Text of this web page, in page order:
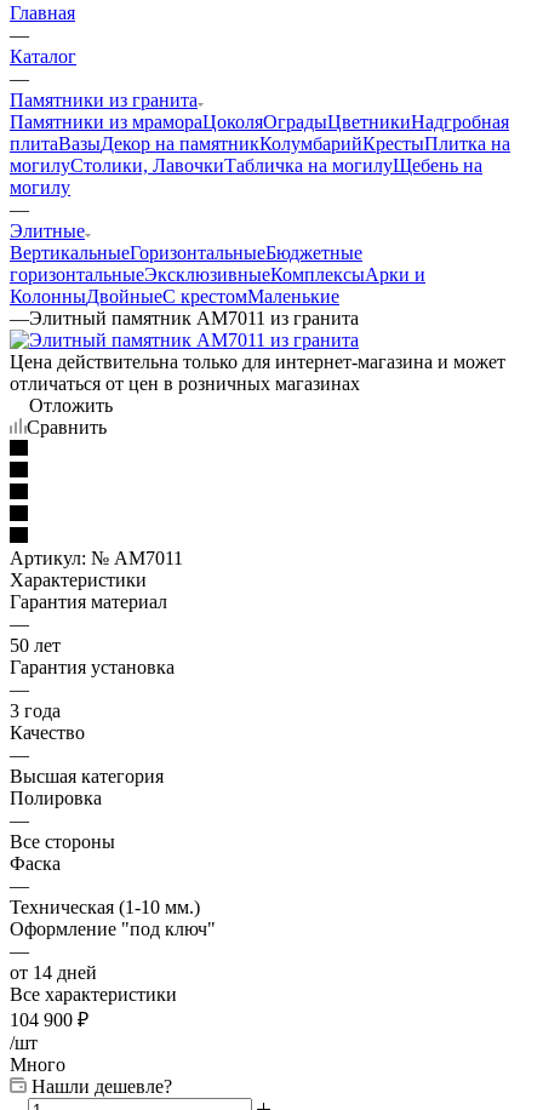
Главная
—
Каталог
—
Памятники из гранита
Памятники из мрамораЦоколяОградыЦветникиНадгробная
плитаВазыДекор на памятникКолумбарийКрестыПлитка на
могилуСтолики, ЛавочкиТабличка на могилуЩебень на
могилу
—
Элитные
ВертикальныеГоризонтальныеБюджетные
горизонтальныеЭксклюзивныеКомплексыАрки и
КолонныДвойныеС крестомМаленькие
—Элитный памятник AM7011 из гранита
Цена действительна только для интернет-магазина и может
отличаться от цен в розничных магазинах
Отложить
Сравнить
Артикул: № AM7011
Характеристики
Гарантия материал
—
50 лет
Гарантия установка
—
3 года
Качество
—
Высшая категория
Полировка
—
Все стороны
Фаска
—
Техническая (1-10 мм.)
Оформление "под ключ"
—
от 14 дней
Все характеристики
104 900 ₽
/шт
Много
Нашли дешевле?